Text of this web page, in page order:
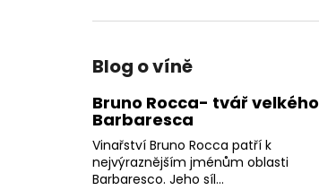
Blog o víně
Bruno Rocca- tvář velkého
Barbaresca
Vinařství Bruno Rocca patří k
nejvýraznějším jménům oblasti
Barbaresco. Jeho síl...